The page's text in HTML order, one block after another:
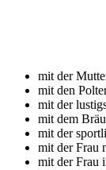
mit der
mit den
mit der
mit dem
mit der
mit der Frau
mit der Frau